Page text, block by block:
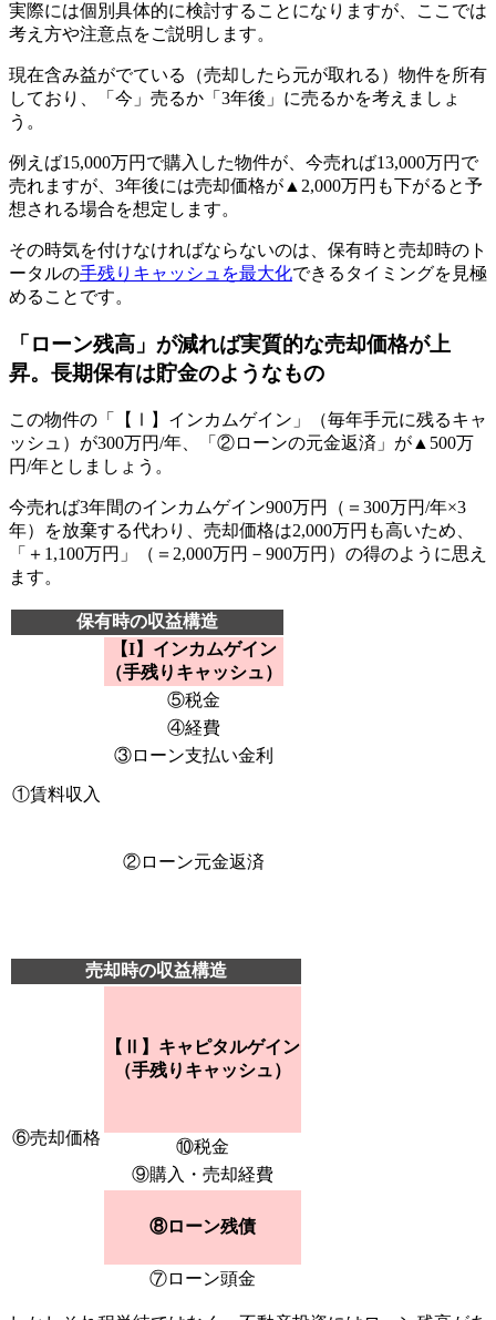
実際には個別具体的に検討することになりますが、ここでは
考え方や注意点をご説明します。
現在含み益がでている（売却したら元が取れる）物件を所有
しており、「今」売るか「3年後」に売るかを考えましょ
う。
例えば15,000万円で購入した物件が、今売れば13,000万円で
売れますが、3年後には売却価格が▲2,000万円も下がると予
想される場合を想定します。
その時気を付けなければならないのは、保有時と売却時のト
ータルの手残りキャッシュを最大化できるタイミングを見極
めることです。
「ローン残高」が減れば実質的な売却価格が上
昇。長期保有は貯金のようなもの
この物件の「【Ⅰ】インカムゲイン」（毎年手元に残るキャ
ッシュ）が300万円/年、「②ローンの元金返済」が▲500万
円/年としましょう。
今売れば3年間のインカムゲイン900万円（＝300万円/年×3
年）を放棄する代わり、売却価格は2,000万円も高いため、
「＋1,100万円」（＝2,000万円－900万円）の得のように思え
ます。
保有時の収益構造
①賃料収入
【I】インカムゲイン
（手残りキャッシュ）
⑤税金
④経費
③ローン支払い金利
②ローン元金返済
売却時の収益構造
⑥売却価格
【Ⅱ】キャピタルゲイン
（手残りキャッシュ）
⑩税金
⑨購入・売却経費
⑧ローン残債
⑦ローン頭金